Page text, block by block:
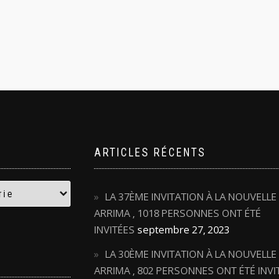
ARTICLES RÉCENTS
LA 37ÈME INVITATION À LA NOUVELLE
ARRIMA , 1018 PERSONNES ONT ÉTÉ
INVITÉES septembre 27, 2023
LA 30ÈME INVITATION À LA NOUVELLE
ARRIMA , 802 PERSONNES ONT ÉTÉ